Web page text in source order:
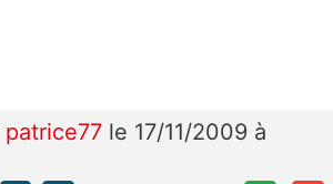
patrice77 le 17/11/2009 à